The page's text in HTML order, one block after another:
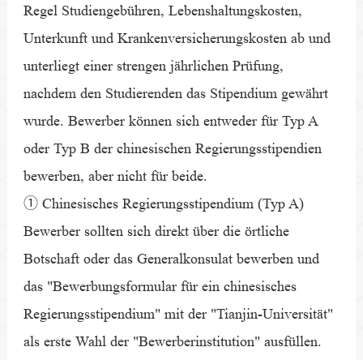
Regel Studiengebühren, Lebenshaltungskosten,
Unterkunft und Krankenversicherungskosten ab und
unterliegt einer strengen jährlichen Prüfung,
nachdem den Studierenden das Stipendium gewährt
wurde. Bewerber können sich entweder für Typ A
oder Typ B der chinesischen Regierungsstipendien
bewerben, aber nicht für beide.
① Chinesisches Regierungsstipendium (Typ A)
Bewerber sollten sich direkt über die örtliche
Botschaft oder das Generalkonsulat bewerben und
das "Bewerbungsformular für ein chinesisches
Regierungsstipendium" mit der "Tianjin-Universität"
als erste Wahl der "Bewerberinstitution" ausfüllen.